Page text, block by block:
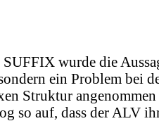
wurde die
ein Problem bei
Struktur
so auf, dass der ALV